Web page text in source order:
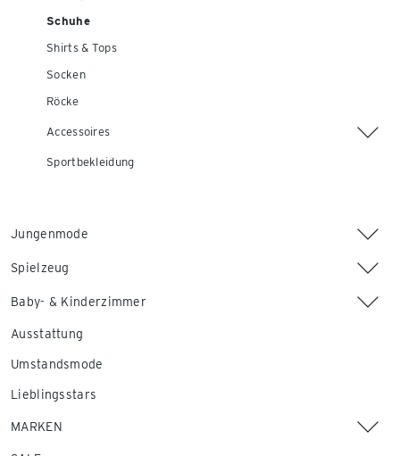
Schuhe
Shirts & Tops
Socken
Röcke
Accessoires
Sportbekleidung
Jungenmode
Spielzeug
Baby- & Kinderzimmer
Ausstattung
Umstandsmode
Lieblingsstars
MARKEN